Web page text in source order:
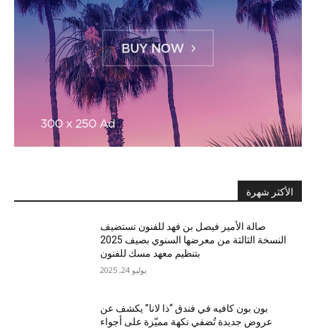
الأكثر شهرة
صالة الأمير فيصل بن فهد للفنون تستضيف
النسخة الثالثة من معرضها السنوي بصيف 2025
بتنظيم معهد مسك للفنون
يوليو 24, 2025
بون بون كافيه في فندق “ذا لانا” يكشف عن
عروض جديدة تُضفي نكهة مميّزة على أجواء